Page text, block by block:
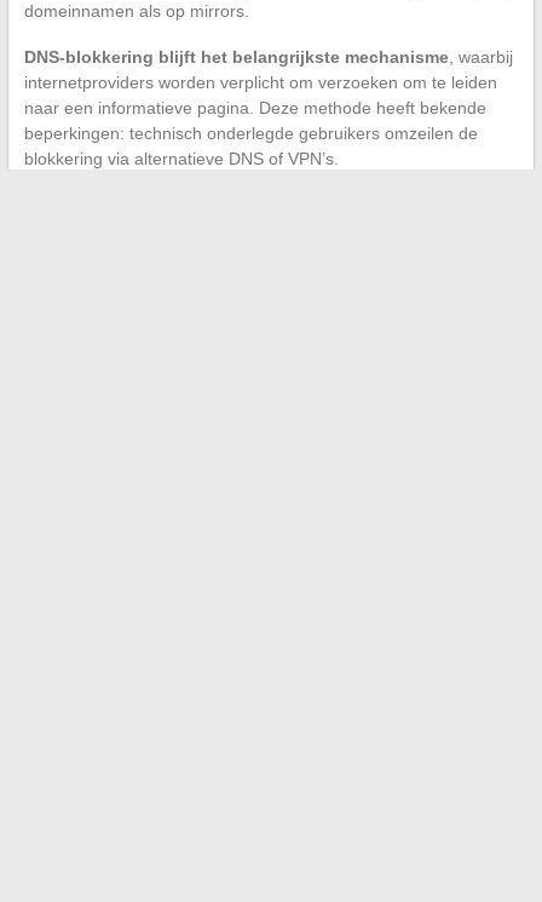
domeinnamen als op mirrors.
DNS-blokkering blijft het belangrijkste mechanisme, waarbij
internetproviders worden verplicht om verzoeken om te leiden
naar een informatieve pagina. Deze methode heeft bekende
beperkingen: technisch onderlegde gebruikers omzeilen de
blokkering via alternatieve DNS of VPN’s.